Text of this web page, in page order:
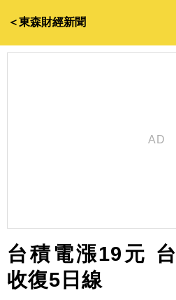
＜東森財經新聞
台積電漲19元
收復5日線